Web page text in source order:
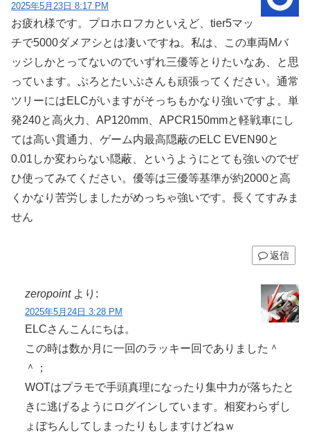
2025年5月23日 8:17 PM
お疲れ様です。プロホロフカといえど、tier5マッ
チで5000ダメアシとは凄いですね。私は、この車両Mバ
ッジしかとってないのでいずれ三優等とりたいなあ、と思
っています。ぷろとたいぷさんも頑張ってください。通常
ツリーにはELCがいますがそっちもかなり強いですよ。単
発240と高火力、AP120mm、APCR150mmと軽戦車にし
ては高い貫通力、ゲーム内最高隠蔽のELC EVEN90と
0.01しか変わらない隠蔽、というようにとても強いのでぜ
ひ使ってみてください。優等は三優等基準が約2000と高
くかなり苦労しましたがめっちゃ強いです。長くてすみま
せん
返信
zeropoint より:
2025年5月24日 3:28 PM
ELCさんこんにちは。
この時は数か月に一回のラッキー回でありました＾
＾；
WOTはプラモで手頭真理になったり集中力が落ちたと
きに逃げるようにログインしています。相変わらずし
ょぼちんしてしまったりもしますけどねｗ